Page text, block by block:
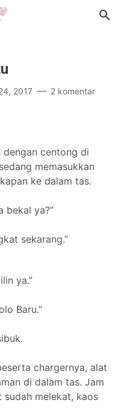
2017 2 komentar
dengan centong di
memasukkan
ke dalam tas.
bekal ya?”
sekarang.”
ya.”
Baru.”
chargernya, alat
di dalam tas. Jam
sudah melekat, kaos